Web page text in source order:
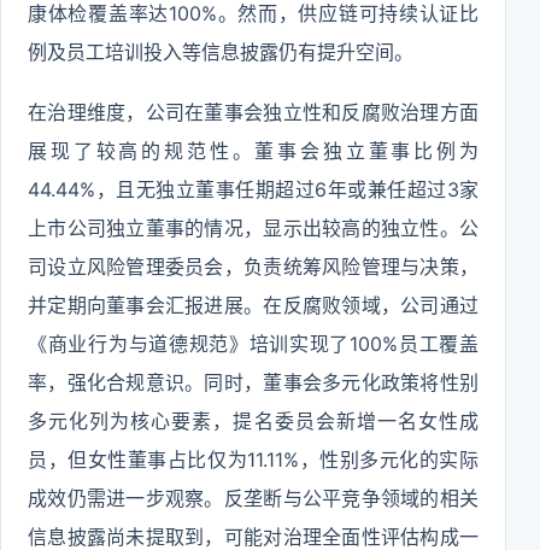
康体检覆盖率达100%。然而，供应链可持续认证比
例及员工培训投入等信息披露仍有提升空间。
在治理维度，公司在董事会独立性和反腐败治理方面
展现了较高的规范性。董事会独立董事比例为
44.44%，且无独立董事任期超过6年或兼任超过3家
上市公司独立董事的情况，显示出较高的独立性。公
司设立风险管理委员会，负责统筹风险管理与决策，
并定期向董事会汇报进展。在反腐败领域，公司通过
《商业行为与道德规范》培训实现了100%员工覆盖
率，强化合规意识。同时，董事会多元化政策将性别
多元化列为核心要素，提名委员会新增一名女性成
员，但女性董事占比仅为11.11%，性别多元化的实际
成效仍需进一步观察。反垄断与公平竞争领域的相关
信息披露尚未提取到，可能对治理全面性评估构成一